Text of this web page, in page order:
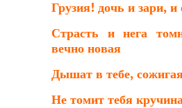
Грузия! дочь и зари, и
Страсть и нега
вечно новая
Дышат в тебе,
Не томит тебя